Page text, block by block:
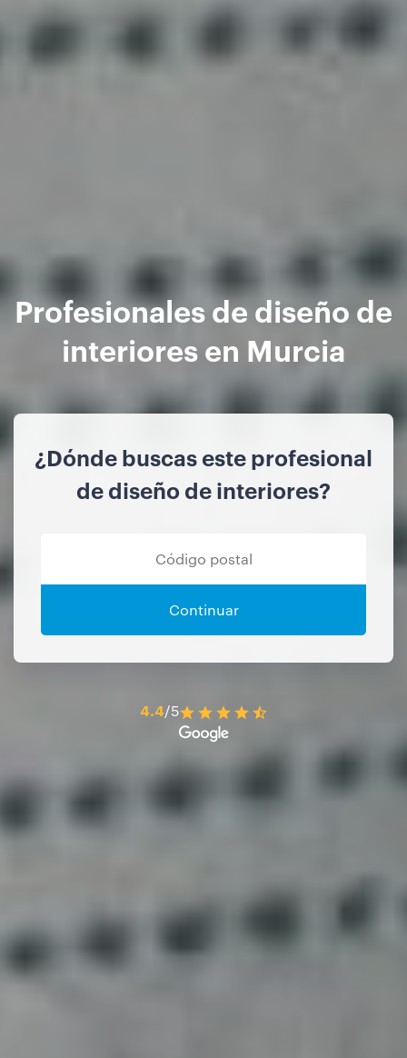
Profesionales de diseño de
interiores en Murcia
¿Dónde buscas este profesional
de diseño de interiores?
Continuar
4.4/5